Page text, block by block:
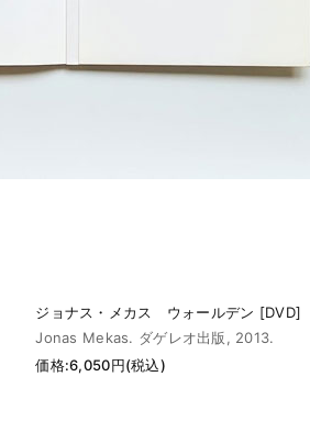
ジョナス・メカス ウォールデン [DVD]
Jonas Mekas. ダゲレオ出版, 2013.
価格:6,050円(税込)